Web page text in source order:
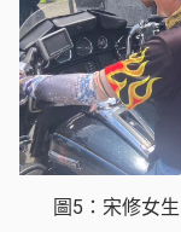
圖5：宋修女